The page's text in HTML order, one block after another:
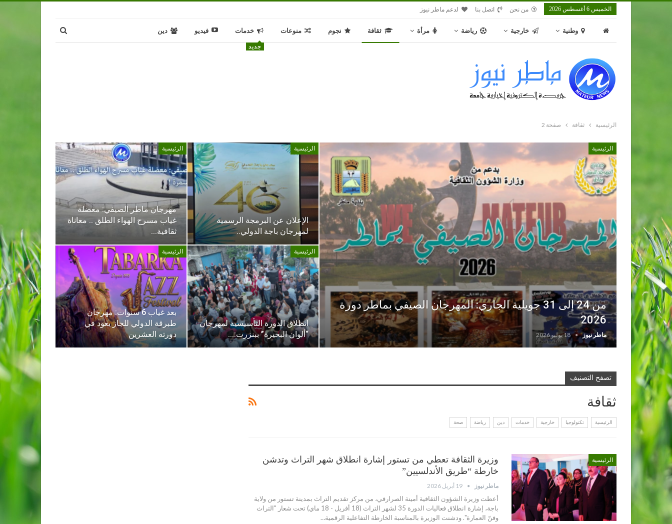
الخميس 6 أغسطس 2026 من نحن اتصل بنا لدعم ماطر نيوز
وطنية خارجية رياضة مرأة ثقافة نجوم منوعات خدمات
جديد
فيديو دين
الرئيسية ثقافة صفحة 2
الرئيسية
من 24 إلى 31 جويلية الجاري: المهرجان الصيفي بماطر دورة
2026
ماطر نيوز 18 يوليو 2026
الرئيسية
الإعلان عن البرمجة الرسمية
لمهرجان باجة الدولي..
الرئيسية
مهرجان ماطر الصيفي: معضلة
غياب مسرح الهواء الطلق .. معاناة
ثقافية…
الرئيسية
انطلاق الدورة التأسيسية لمهرجان
“ألوان البحيرة” ببنزرت:…
الرئيسية
بعد غياب 6 سنوات: مهرجان
طبرقة الدولي للجاز يعود في
دورته العشرين
تصفح التصنيف
ثقافة
الرئيسية تكنولوجيا خارجية خدمات دين رياضة صحة
الرئيسية
وزيرة الثقافة تعطي من تستور إشارة انطلاق شهر التراث وتدشن
خارطة “طريق الأندلسيين”
ماطر نيوز 19 أبريل 2026
أعطت وزيرة الشؤون الثقافية أمينة الصرارفي، من مركز تقديم التراث بمدينة تستور من ولاية
باجة، إشارة انطلاق فعاليات الدورة 35 لشهر التراث (18 أفريل - 18 ماي) تحت شعار "التراث
وفنّ العمارة". ودشنت الوزيرة بالمناسبة الخارطة التفاعلية الرقمية…